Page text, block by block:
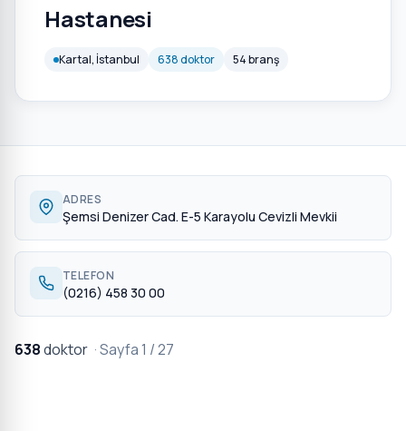
Hastanesi
Kartal, İstanbul 638 doktor 54 branş
ADRES
Şemsi Denizer Cad. E-5 Karayolu Cevizli Mevkii
TELEFON
(0216) 458 30 00
638doktor · Sayfa 1 / 27